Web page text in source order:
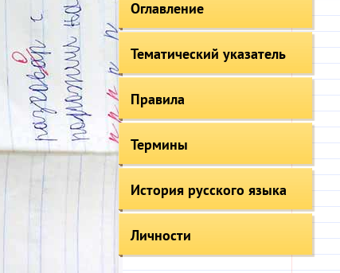
Оглавление
Тематический указатель
Правила
Термины
История русского языка
Личности